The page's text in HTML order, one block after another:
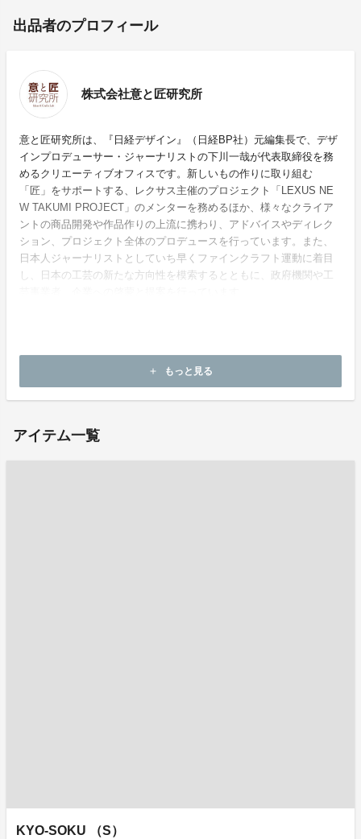
出品者のプロフィール
株式会社意と匠研究所
意と匠研究所は、『日経デザイン』（日経BP社）元編集長で、デザ
インプロデューサー・ジャーナリストの下川一哉が代表取締役を務
めるクリエーティブオフィスです。新しいもの作りに取り組む
「匠」をサポートする、レクサス主催のプロジェクト「LEXUS NE
W TAKUMI PROJECT」のメンターを務めるほか、様々なクライア
ントの商品開発や作品作りの上流に携わり、アドバイスやディレク
ション、プロジェクト全体のプロデュースを行っています。また、
日本人ジャーナリストとしていち早くファインクラフト運動に着目
し、日本の工芸の新たな方向性を模索するとともに、政府機関や工
add もっと見る
アイテム一覧
KYO-SOKU （S）